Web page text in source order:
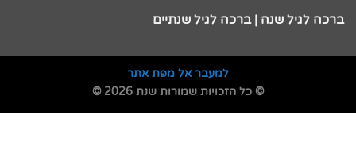
ברכה לגיל שנה | ברכה לגיל שנתיים
למעבר אל מפת אתר
© כל הזכויות שמורות שנת 2026 ©